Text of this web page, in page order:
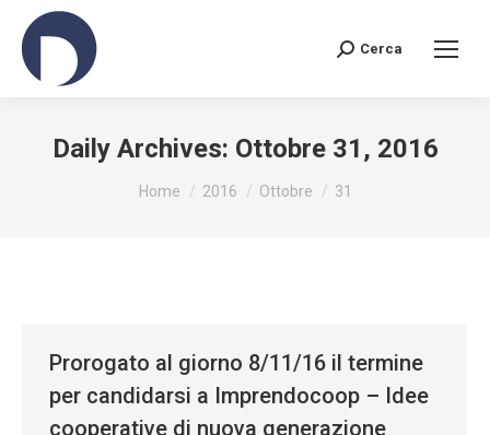
Search:
Cerca
Daily Archives: Ottobre 31, 2016
You are here:
Home 2016 Ottobre 31
Prorogato al giorno 8/11/16 il termine
per candidarsi a Imprendocoop – Idee
cooperative di nuova generazione